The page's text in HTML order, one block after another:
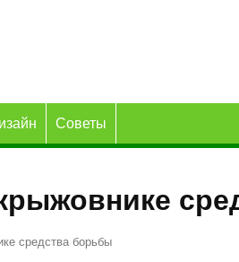
средства борьбы
Советы